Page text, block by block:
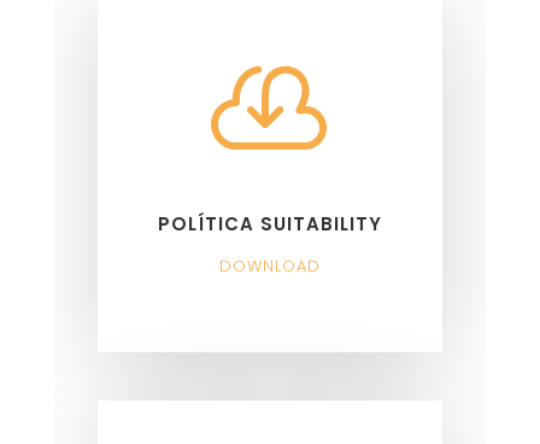

POLÍTICA SUITABILITY
DOWNLOAD